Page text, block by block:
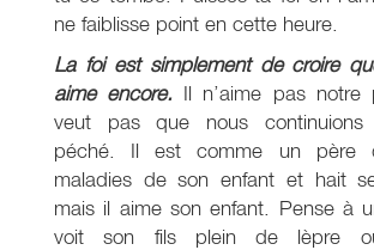
ne faiblisse point en cette heure.
La foi est simplement de croire
aime encore. Il n’aime pas notre
veut pas que nous continuions
péché. Il est comme un père
maladies de son enfant et hait
mais il aime son enfant. Pense à
voit son fils plein de lèpre